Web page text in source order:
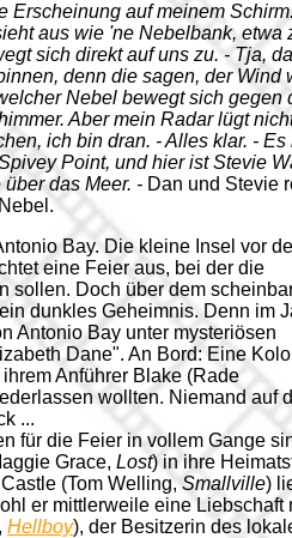
Erscheinung auf meinem
aus wie 'ne Nebelbank, etwa
sich direkt auf uns zu. - Tja,
denn die sagen, der Wind
Nebel bewegt sich gegen
Aber mein Radar lügt
ich bin dran. - Alles klar. - Es
Point, und hier ist Stevie
das Meer. - Dan und Stevie
Bay. Die kleine Insel vor
eine Feier aus, bei der die
sollen. Doch über dem
dunkles Geheimnis. Denn im
Antonio Bay unter mysteriösen
Dane". An Bord: Eine
Anführer Blake (Rade
wollten. Niemand auf
...
für die Feier in vollem Gange
Grace, Lost) in ihre
(Tom Welling,Smallville)
er mittlerweile eine Liebschaft
Hellboy), der Besitzerin des